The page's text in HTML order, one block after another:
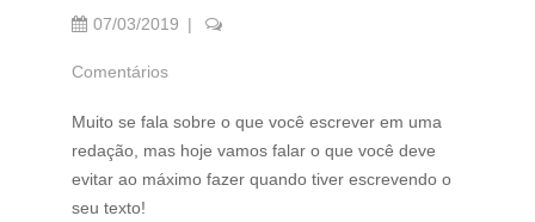
07/03/2019
Comentários
Muito se fala sobre o que você escrever em uma
redação, mas hoje vamos falar o que você deve
evitar ao máximo fazer quando tiver escrevendo o
seu texto!